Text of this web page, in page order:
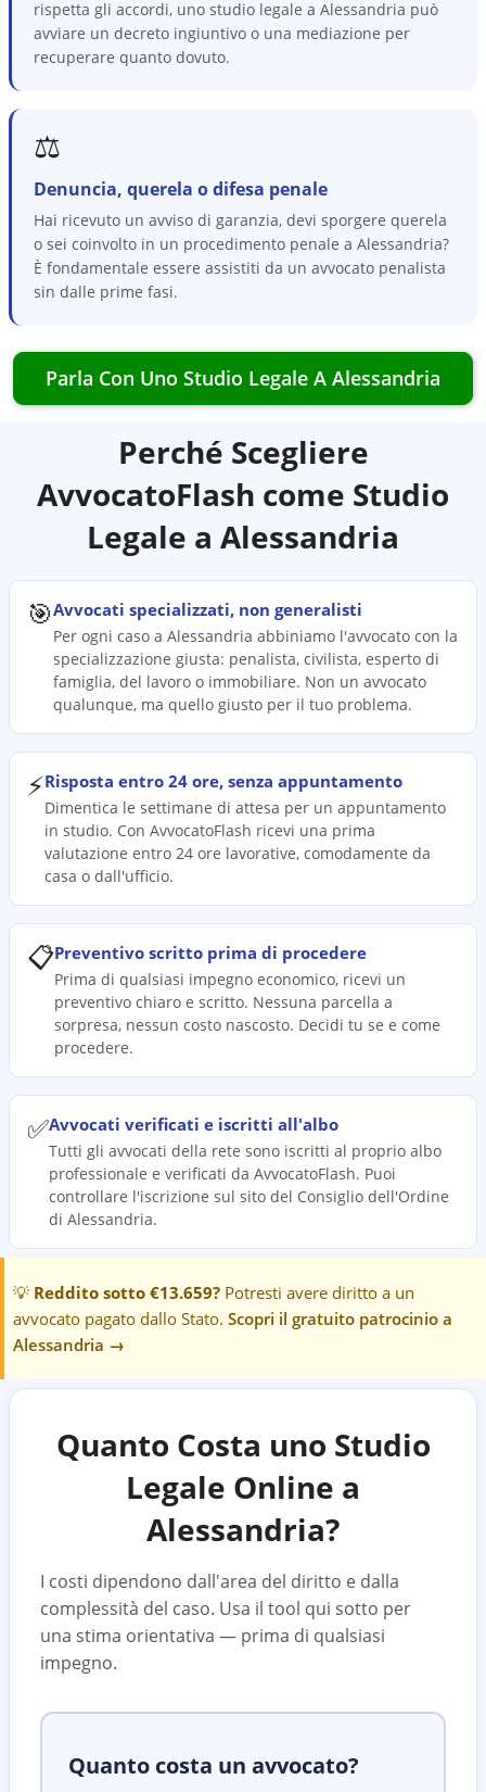
rispetta gli accordi, uno studio legale a Alessandria può
avviare un decreto ingiuntivo o una mediazione per
recuperare quanto dovuto.
⚖️
Denuncia, querela o difesa penale
Hai ricevuto un avviso di garanzia, devi sporgere querela
o sei coinvolto in un procedimento penale a Alessandria?
È fondamentale essere assistiti da un avvocato penalista
sin dalle prime fasi.
Parla Con Uno Studio Legale A Alessandria
Perché Scegliere
AvvocatoFlash come Studio
Legale a Alessandria
🎯Avvocati specializzati, non generalisti
Per ogni caso a Alessandria abbiniamo l'avvocato con la
specializzazione giusta: penalista, civilista, esperto di
famiglia, del lavoro o immobiliare. Non un avvocato
qualunque, ma quello giusto per il tuo problema.
⚡Risposta entro 24 ore, senza appuntamento
Dimentica le settimane di attesa per un appuntamento
in studio. Con AvvocatoFlash ricevi una prima
valutazione entro 24 ore lavorative, comodamente da
casa o dall'ufficio.
📋Preventivo scritto prima di procedere
Prima di qualsiasi impegno economico, ricevi un
preventivo chiaro e scritto. Nessuna parcella a
sorpresa, nessun costo nascosto. Decidi tu se e come
procedere.
✅Avvocati verificati e iscritti all'albo
Tutti gli avvocati della rete sono iscritti al proprio albo
professionale e verificati da AvvocatoFlash. Puoi
controllare l'iscrizione sul sito del Consiglio dell'Ordine
di Alessandria.
💡 Reddito sotto €13.659? Potresti avere diritto a un
avvocato pagato dallo Stato. Scopri il gratuito patrocinio a
Alessandria →
Quanto Costa uno Studio
Legale Online a
Alessandria?
I costi dipendono dall'area del diritto e dalla
complessità del caso. Usa il tool qui sotto per
una stima orientativa — prima di qualsiasi
impegno.
Quanto costa un avvocato?